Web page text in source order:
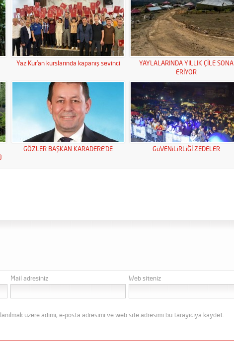
Yaz Kur’an kurslarında kapanış sevinci
YAYLALARINDA YILLIK ÇİLE SONA
ERİYOR
GÖZLER BAŞKAN KARADERE’DE GüVENiLiRLiĞİ ZEDELER
Mail adresiniz Web siteniz
üzere adımı, e-posta adresimi ve web site adresimi bu tarayıcıya kaydet.